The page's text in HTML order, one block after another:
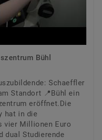
Bühl
Schaeffler
Standort 📍Bühl ein
eröffnet.Die
hat in die
vier Millionen Euro
dual Studierende